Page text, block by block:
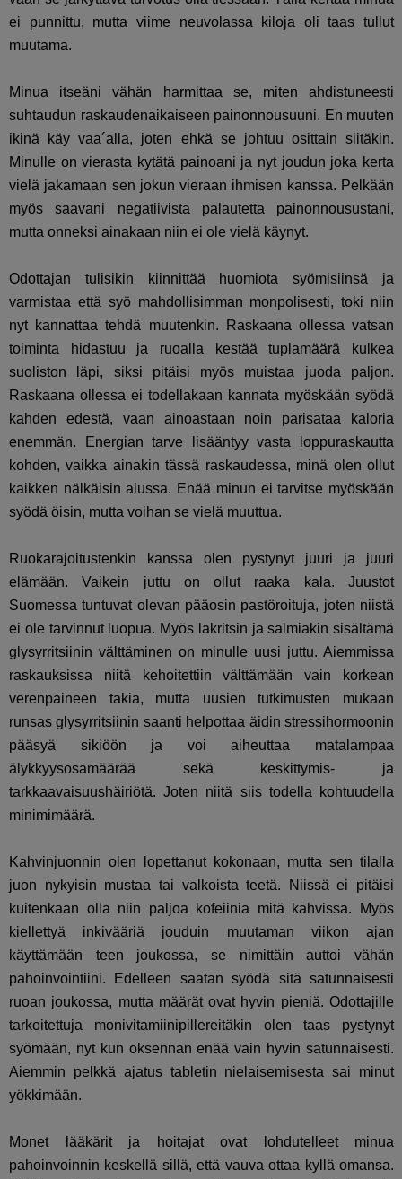
ei punnittu, mutta viime neuvolassa kiloja oli taas tullut
muutama.
Minua itseäni vähän harmittaa se, miten ahdistuneesti
suhtaudun raskaudenaikaiseen painonnousuuni. En muuten
ikinä käy vaa´alla, joten ehkä se johtuu osittain siitäkin.
Minulle on vierasta kytätä painoani ja nyt joudun joka kerta
vielä jakamaan sen jokun vieraan ihmisen kanssa. Pelkään
myös saavani negatiivista palautetta painonnousustani,
mutta onneksi ainakaan niin ei ole vielä käynyt.
Odottajan tulisikin kiinnittää huomiota syömisiinsä ja
varmistaa että syö mahdollisimman monpolisesti, toki niin
nyt kannattaa tehdä muutenkin. Raskaana ollessa vatsan
toiminta hidastuu ja ruoalla kestää tuplamäärä kulkea
suoliston läpi, siksi pitäisi myös muistaa juoda paljon.
Raskaana ollessa ei todellakaan kannata myöskään syödä
kahden edestä, vaan ainoastaan noin parisataa kaloria
enemmän. Energian tarve lisääntyy vasta loppuraskautta
kohden, vaikka ainakin tässä raskaudessa, minä olen ollut
kaikken nälkäisin alussa. Enää minun ei tarvitse myöskään
syödä öisin, mutta voihan se vielä muuttua.
Ruokarajoitustenkin kanssa olen pystynyt juuri ja juuri
elämään. Vaikein juttu on ollut raaka kala. Juustot
Suomessa tuntuvat olevan pääosin pastöroituja, joten niistä
ei ole tarvinnut luopua. Myös lakritsin ja salmiakin sisältämä
glysyrritsiinin välttäminen on minulle uusi juttu. Aiemmissa
raskauksissa niitä kehoitettiin välttämään vain korkean
verenpaineen takia, mutta uusien tutkimusten mukaan
runsas glysyrritsiinin saanti helpottaa äidin stressihormoonin
pääsyä sikiöön ja voi aiheuttaa matalampaa
älykkyysosamäärää sekä keskittymis- ja
tarkkaavaisuushäiriötä. Joten niitä siis todella kohtuudella
minimimäärä.
Kahvinjuonnin olen lopettanut kokonaan, mutta sen tilalla
juon nykyisin mustaa tai valkoista teetä. Niissä ei pitäisi
kuitenkaan olla niin paljoa kofeiinia mitä kahvissa. Myös
kiellettyä inkivääriä jouduin muutaman viikon ajan
käyttämään teen joukossa, se nimittäin auttoi vähän
pahoinvointiini. Edelleen saatan syödä sitä satunnaisesti
ruoan joukossa, mutta määrät ovat hyvin pieniä. Odottajille
tarkoitettuja monivitamiinipillereitäkin olen taas pystynyt
syömään, nyt kun oksennan enää vain hyvin satunnaisesti.
Aiemmin pelkkä ajatus tabletin nielaisemisesta sai minut
yökkimään.
Monet lääkärit ja hoitajat ovat lohdutelleet minua
pahoinvoinnin keskellä sillä, että vauva ottaa kyllä omansa.